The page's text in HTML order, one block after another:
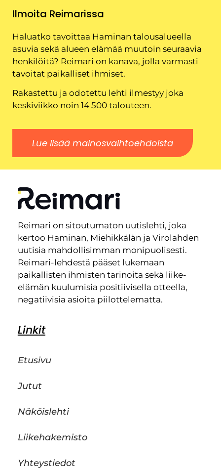
Ilmoita Reimarissa
Haluatko tavoittaa Haminan talousalueella
asuvia sekä alueen elämää muutoin seuraavia
henkilöitä? Reimari on kanava, jolla varmasti
tavoitat paikalliset ihmiset.
Rakastettu ja odotettu lehti ilmestyy joka
keskiviikko noin 14 500 talouteen.
Lue lisää mainosvaihtoehdoista
Reimari on sitoutumaton uutislehti, joka
kertoo Haminan, Miehikkälän ja Virolahden
uutisia mahdollisimman monipuolisesti.
Reimari-lehdestä pääset lukemaan
paikallisten ihmisten tarinoita sekä liike-
elämän kuulumisia positiivisella otteella,
negatiivisia asioita piilottelematta.
Linkit
Etusivu
Jutut
Näköislehti
Liikehakemisto
Yhteystiedot